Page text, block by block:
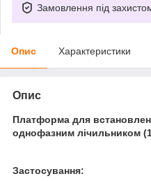
Замовлення під
Опис Характеристики
Опис
Платформа для
однофазним лічильником
Застосування: